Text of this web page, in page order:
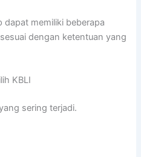
dapat memiliki beberapa
dengan ketentuan yang
KBLI
sering terjadi.